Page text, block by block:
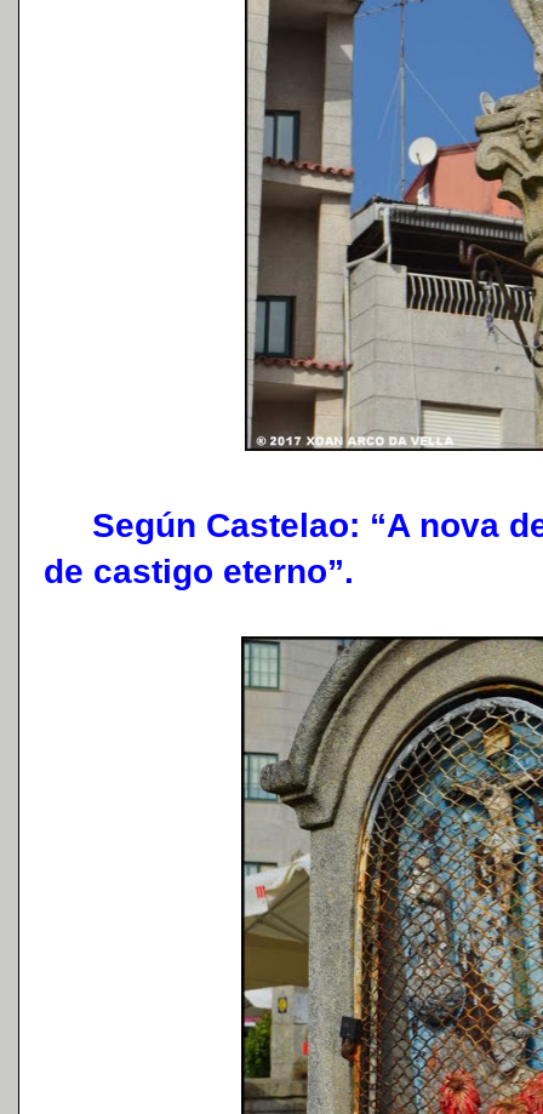
Según Castelao: “A nova
de castigo eterno”.